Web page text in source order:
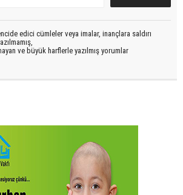
edici cümleler veya imalar, inançlara saldırı
ve büyük harflerle yazılmış yorumlar